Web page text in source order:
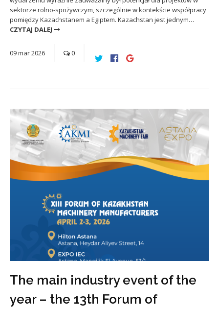
sektorze rolno-spożywczym, szczególnie w kontekście współpracy
pomiędzy Kazachstanem a Egiptem. Kazachstan jest jednym…
CZYTAJ DALEJ
09mar2026 0
The main industry event of the
year – the 13th Forum of